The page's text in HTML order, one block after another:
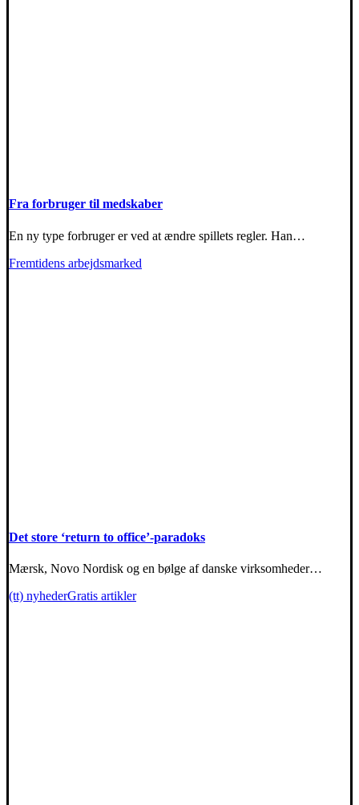
Fra forbruger til medskaber
En ny type forbruger er ved at ændre spillets regler. Han…
Fremtidens arbejdsmarked
Det store ‘return to office’-paradoks
Mærsk, Novo Nordisk og en bølge af danske virksomheder…
(tt) nyhederGratis artikler